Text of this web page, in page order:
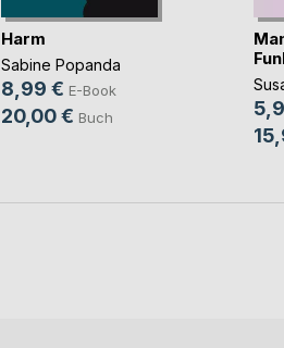
Harm
Sabine Popanda
8,99 € E-Book
20,00 € Buch